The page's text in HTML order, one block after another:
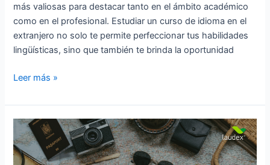
más valiosas para destacar tanto en el ámbito académico
como en el profesional. Estudiar un curso de idioma en el
extranjero no solo te permite perfeccionar tus habilidades
lingüísticas, sino que también te brinda la oportunidad
Leer más »
Cómo
empezar
a